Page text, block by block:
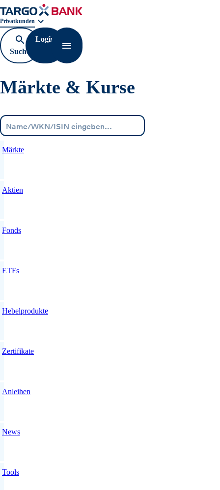
Geschäftsbereichnavigation. Aktuelle Auswahl:
Privatkunden
Suche
öffnen
Login
Navigation öffnen
Märkte & Kurse
Märkte
Aktien
Fonds
ETFs
Hebelprodukte
Zertifikate
Anleihen
News
Tools